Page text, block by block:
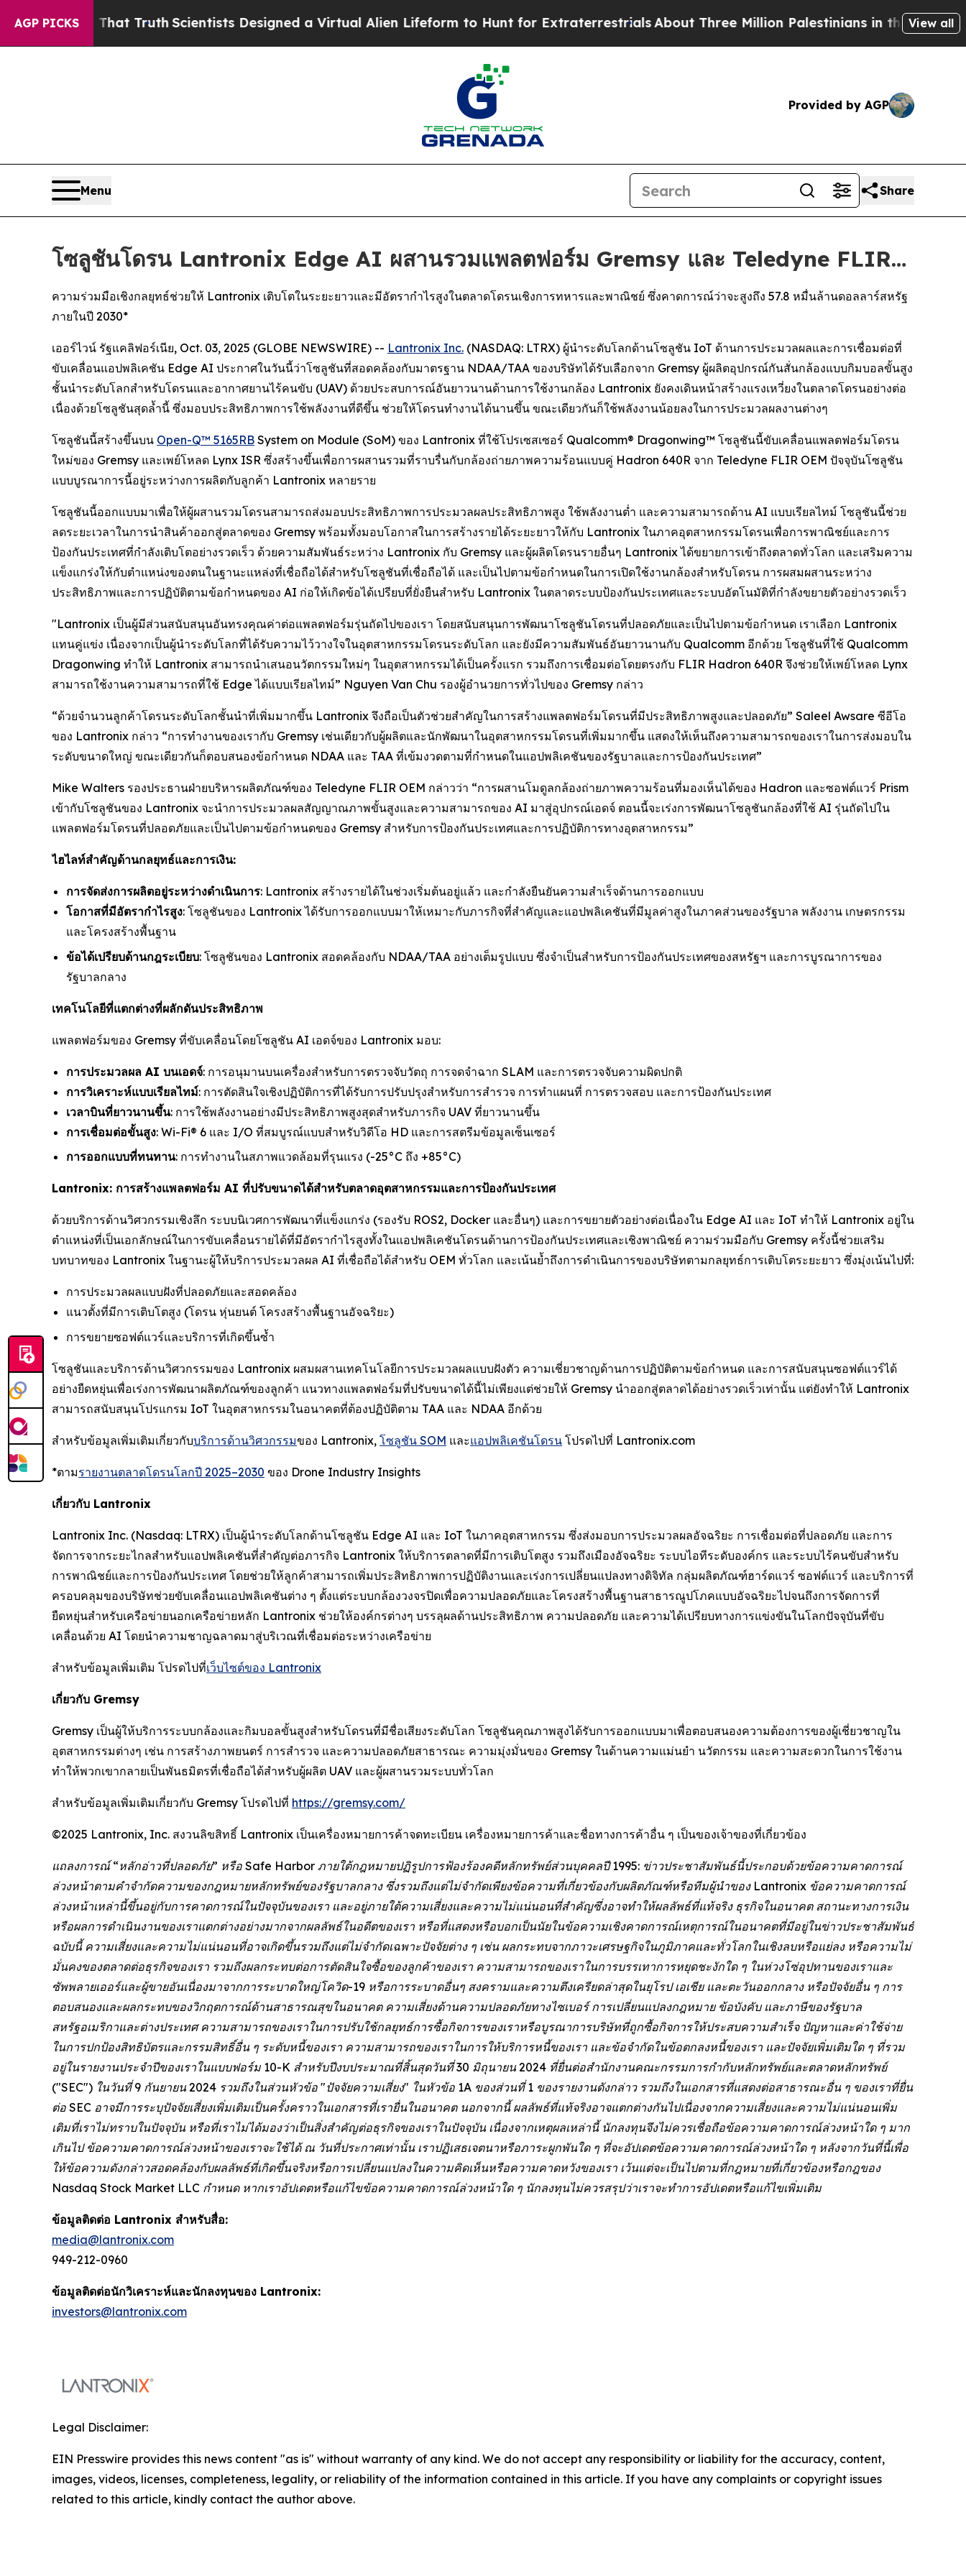
AGP PICKS
That Truth Scientists Designed a Virtual Alien Lifeform to Hunt for Extraterrestrials About Three Million Palestinians in the West Bank Live
View all
Provided by AGP
Menu Share
โซลูชันโดรน Lantronix Edge AI ผสานรวมแพลตฟอร์ม Gremsy และ Teledyne FLIR…
ความร่วมมือเชิงกลยุทธ์ช่วยให้ Lantronix เติบโตในระยะยาวและมีอัตรากำไรสูงในตลาดโดรนเชิงการทหารและพาณิชย์ ซึ่งคาดการณ์ว่าจะสูงถึง 57.8 หมื่นล้านดอลลาร์สหรัฐ
ภายในปี 2030*
เออร์ไวน์ รัฐแคลิฟอร์เนีย, Oct. 03, 2025 (GLOBE NEWSWIRE) -- Lantronix Inc. (NASDAQ: LTRX) ผู้นำระดับโลกด้านโซลูชัน IoT ด้านการประมวลผลและการเชื่อมต่อที่
ขับเคลื่อนแอปพลิเคชัน Edge AI ประกาศในวันนี้ว่าโซลูชันที่สอดคล้องกับมาตรฐาน NDAA/TAA ของบริษัทได้รับเลือกจาก Gremsy ผู้ผลิตอุปกรณ์กันสั่นกล้องแบบกิมบอลขั้นสูง
ชั้นนำระดับโลกสำหรับโดรนและอากาศยานไร้คนขับ (UAV) ด้วยประสบการณ์อันยาวนานด้านการใช้งานกล้อง Lantronix ยังคงเดินหน้าสร้างแรงเหวี่ยงในตลาดโดรนอย่างต่อ
เนื่องด้วยโซลูชันสุดล้ำนี้ ซึ่งมอบประสิทธิภาพการใช้พลังงานที่ดีขึ้น ช่วยให้โดรนทำงานได้นานขึ้น ขณะเดียวกันก็ใช้พลังงานน้อยลงในการประมวลผลงานต่างๆ
โซลูชันนี้สร้างขึ้นบน Open-Q™ 5165RB System on Module (SoM) ของ Lantronix ที่ใช้โปรเซสเซอร์ Qualcomm® Dragonwing™ โซลูชันนี้ขับเคลื่อนแพลตฟอร์มโดรน
ใหม่ของ Gremsy และเพย์โหลด Lynx ISR ซึ่งสร้างขึ้นเพื่อการผสานรวมที่ราบรื่นกับกล้องถ่ายภาพความร้อนแบบคู่ Hadron 640R จาก Teledyne FLIR OEM ปัจจุบันโซลูชัน
แบบบูรณาการนี้อยู่ระหว่างการผลิตกับลูกค้า Lantronix หลายราย
โซลูชันนี้ออกแบบมาเพื่อให้ผู้ผสานรวมโดรนสามารถส่งมอบประสิทธิภาพการประมวลผลประสิทธิภาพสูง ใช้พลังงานต่ำ และความสามารถด้าน AI แบบเรียลไทม์ โซลูชันนี้ช่วย
ลดระยะเวลาในการนำสินค้าออกสู่ตลาดของ Gremsy พร้อมทั้งมอบโอกาสในการสร้างรายได้ระยะยาวให้กับ Lantronix ในภาคอุตสาหกรรมโดรนเพื่อการพาณิชย์และการ
ป้องกันประเทศที่กำลังเติบโตอย่างรวดเร็ว ด้วยความสัมพันธ์ระหว่าง Lantronix กับ Gremsy และผู้ผลิตโดรนรายอื่นๆ Lantronix ได้ขยายการเข้าถึงตลาดทั่วโลก และเสริมความ
แข็งแกร่งให้กับตำแหน่งของตนในฐานะแหล่งที่เชื่อถือได้สำหรับโซลูชันที่เชื่อถือได้ และเป็นไปตามข้อกำหนดในการเปิดใช้งานกล้องสำหรับโดรน การผสมผสานระหว่าง
ประสิทธิภาพและการปฏิบัติตามข้อกำหนดของ AI ก่อให้เกิดข้อได้เปรียบที่ยั่งยืนสำหรับ Lantronix ในตลาดระบบป้องกันประเทศและระบบอัตโนมัติที่กำลังขยายตัวอย่างรวดเร็ว
"Lantronix เป็นผู้มีส่วนสนับสนุนอันทรงคุณค่าต่อแพลตฟอร์มรุ่นถัดไปของเรา โดยสนับสนุนการพัฒนาโซลูชันโดรนที่ปลอดภัยและเป็นไปตามข้อกำหนด เราเลือก Lantronix
แทนคู่แข่ง เนื่องจากเป็นผู้นำระดับโลกที่ได้รับความไว้วางใจในอุตสาหกรรมโดรนระดับโลก และยังมีความสัมพันธ์อันยาวนานกับ Qualcomm อีกด้วย โซลูชันที่ใช้ Qualcomm
Dragonwing ทำให้ Lantronix สามารถนำเสนอนวัตกรรมใหม่ๆ ในอุตสาหกรรมได้เป็นครั้งแรก รวมถึงการเชื่อมต่อโดยตรงกับ FLIR Hadron 640R จึงช่วยให้เพย์โหลด Lynx
สามารถใช้งานความสามารถที่ใช้ Edge ได้แบบเรียลไทม์” Nguyen Van Chu รองผู้อำนวยการทั่วไปของ Gremsy กล่าว
“ด้วยจำนวนลูกค้าโดรนระดับโลกชั้นนำที่เพิ่มมากขึ้น Lantronix จึงถือเป็นตัวช่วยสำคัญในการสร้างแพลตฟอร์มโดรนที่มีประสิทธิภาพสูงและปลอดภัย” Saleel Awsare ซีอีโอ
ของ Lantronix กล่าว “การทำงานของเรากับ Gremsy เช่นเดียวกับผู้ผลิตและนักพัฒนาในอุตสาหกรรมโดรนที่เพิ่มมากขึ้น แสดงให้เห็นถึงความสามารถของเราในการส่งมอบใน
ระดับขนาดใหญ่ ขณะเดียวกันก็ตอบสนองข้อกำหนด NDAA และ TAA ที่เข้มงวดตามที่กำหนดในแอปพลิเคชันของรัฐบาลและการป้องกันประเทศ”
Mike Walters รองประธานฝ่ายบริหารผลิตภัณฑ์ของ Teledyne FLIR OEM กล่าวว่า “การผสานโมดูลกล้องถ่ายภาพความร้อนที่มองเห็นได้ของ Hadron และซอฟต์แวร์ Prism
เข้ากับโซลูชันของ Lantronix จะนำการประมวลผลสัญญาณภาพขั้นสูงและความสามารถของ AI มาสู่อุปกรณ์เอดจ์ ตอนนี้จะเร่งการพัฒนาโซลูชันกล้องที่ใช้ AI รุ่นถัดไปใน
แพลตฟอร์มโดรนที่ปลอดภัยและเป็นไปตามข้อกำหนดของ Gremsy สำหรับการป้องกันประเทศและการปฏิบัติการทางอุตสาหกรรม”
ไฮไลท์สำคัญด้านกลยุทธ์และการเงิน:
การจัดส่งการผลิตอยู่ระหว่างดำเนินการ: Lantronix สร้างรายได้ในช่วงเริ่มต้นอยู่แล้ว และกำลังยืนยันความสำเร็จด้านการออกแบบ
โอกาสที่มีอัตรากำไรสูง: โซลูชันของ Lantronix ได้รับการออกแบบมาให้เหมาะกับภารกิจที่สำคัญและแอปพลิเคชันที่มีมูลค่าสูงในภาคส่วนของรัฐบาล พลังงาน เกษตรกรรม
และโครงสร้างพื้นฐาน
ข้อได้เปรียบด้านกฎระเบียบ: โซลูชันของ Lantronix สอดคล้องกับ NDAA/TAA อย่างเต็มรูปแบบ ซึ่งจำเป็นสำหรับการป้องกันประเทศของสหรัฐฯ และการบูรณาการของ
รัฐบาลกลาง
เทคโนโลยีที่แตกต่างที่ผลักดันประสิทธิภาพ
แพลตฟอร์มของ Gremsy ที่ขับเคลื่อนโดยโซลูชัน AI เอดจ์ของ Lantronix มอบ:
การประมวลผล AI บนเอดจ์: การอนุมานบนเครื่องสำหรับการตรวจจับวัตถุ การจดจำฉาก SLAM และการตรวจจับความผิดปกติ
การวิเคราะห์แบบเรียลไทม์: การตัดสินใจเชิงปฏิบัติการที่ได้รับการปรับปรุงสำหรับการสำรวจ การทำแผนที่ การตรวจสอบ และการป้องกันประเทศ
เวลาบินที่ยาวนานขึ้น: การใช้พลังงานอย่างมีประสิทธิภาพสูงสุดสำหรับภารกิจ UAV ที่ยาวนานขึ้น
การเชื่อมต่อขั้นสูง: Wi-Fi® 6 และ I/O ที่สมบูรณ์แบบสำหรับวิดีโอ HD และการสตรีมข้อมูลเซ็นเซอร์
การออกแบบที่ทนทาน: การทำงานในสภาพแวดล้อมที่รุนแรง (-25°C ถึง +85°C)
Lantronix: การสร้างแพลตฟอร์ม AI ที่ปรับขนาดได้สำหรับตลาดอุตสาหกรรมและการป้องกันประเทศ
ด้วยบริการด้านวิศวกรรมเชิงลึก ระบบนิเวศการพัฒนาที่แข็งแกร่ง (รองรับ ROS2, Docker และอื่นๆ) และการขยายตัวอย่างต่อเนื่องใน Edge AI และ IoT ทำให้ Lantronix อยู่ใน
ตำแหน่งที่เป็นเอกลักษณ์ในการขับเคลื่อนรายได้ที่มีอัตรากำไรสูงทั้งในแอปพลิเคชันโดรนด้านการป้องกันประเทศและเชิงพาณิชย์ ความร่วมมือกับ Gremsy ครั้งนี้ช่วยเสริม
บทบาทของ Lantronix ในฐานะผู้ให้บริการประมวลผล AI ที่เชื่อถือได้สำหรับ OEM ทั่วโลก และเน้นย้ำถึงการดำเนินการของบริษัทตามกลยุทธ์การเติบโตระยะยาว ซึ่งมุ่งเน้นไปที่:
การประมวลผลแบบฝังที่ปลอดภัยและสอดคล้อง
แนวตั้งที่มีการเติบโตสูง (โดรน หุ่นยนต์ โครงสร้างพื้นฐานอัจฉริยะ)
การขยายซอฟต์แวร์และบริการที่เกิดขึ้นซ้ำ
โซลูชันและบริการด้านวิศวกรรมของ Lantronix ผสมผสานเทคโนโลยีการประมวลผลแบบฝังตัว ความเชี่ยวชาญด้านการปฏิบัติตามข้อกำหนด และการสนับสนุนซอฟต์แวร์ได้
อย่างยืดหยุ่นเพื่อเร่งการพัฒนาผลิตภัณฑ์ของลูกค้า แนวทางแพลตฟอร์มที่ปรับขนาดได้นี้ไม่เพียงแต่ช่วยให้ Gremsy นำออกสู่ตลาดได้อย่างรวดเร็วเท่านั้น แต่ยังทำให้ Lantronix
สามารถสนับสนุนโปรแกรม IoT ในอุตสาหกรรมในอนาคตที่ต้องปฏิบัติตาม TAA และ NDAA อีกด้วย
สำหรับข้อมูลเพิ่มเติมเกี่ยวกับบริการด้านวิศวกรรมของ Lantronix, โซลูชัน SOM และแอปพลิเคชันโดรน โปรดไปที่ Lantronix.com
*ตามรายงานตลาดโดรนโลกปี 2025–2030 ของ Drone Industry Insights
เกี่ยวกับ Lantronix
Lantronix Inc. (Nasdaq: LTRX) เป็นผู้นำระดับโลกด้านโซลูชัน Edge AI และ IoT ในภาคอุตสาหกรรม ซึ่งส่งมอบการประมวลผลอัจฉริยะ การเชื่อมต่อที่ปลอดภัย และการ
จัดการจากระยะไกลสำหรับแอปพลิเคชันที่สำคัญต่อภารกิจ Lantronix ให้บริการตลาดที่มีการเติบโตสูง รวมถึงเมืองอัจฉริยะ ระบบไอทีระดับองค์กร และระบบไร้คนขับสำหรับ
การพาณิชย์และการป้องกันประเทศ โดยช่วยให้ลูกค้าสามารถเพิ่มประสิทธิภาพการปฏิบัติงานและเร่งการเปลี่ยนแปลงทางดิจิทัล กลุ่มผลิตภัณฑ์ฮาร์ดแวร์ ซอฟต์แวร์ และบริการที่
ครอบคลุมของบริษัทช่วยขับเคลื่อนแอปพลิเคชันต่าง ๆ ตั้งแต่ระบบกล้องวงจรปิดเพื่อความปลอดภัยและโครงสร้างพื้นฐานสาธารณูปโภคแบบอัจฉริยะไปจนถึงการจัดการที่
ยืดหยุ่นสำหรับเครือข่ายนอกเครือข่ายหลัก Lantronix ช่วยให้องค์กรต่างๆ บรรลุผลด้านประสิทธิภาพ ความปลอดภัย และความได้เปรียบทางการแข่งขันในโลกปัจจุบันที่ขับ
เคลื่อนด้วย AI โดยนำความชาญฉลาดมาสู่บริเวณที่เชื่อมต่อระหว่างเครือข่าย
สำหรับข้อมูลเพิ่มเติม โปรดไปที่เว็บไซต์ของ Lantronix
เกี่ยวกับ Gremsy
Gremsy เป็นผู้ให้บริการระบบกล้องและกิมบอลขั้นสูงสำหรับโดรนที่มีชื่อเสียงระดับโลก โซลูชันคุณภาพสูงได้รับการออกแบบมาเพื่อตอบสนองความต้องการของผู้เชี่ยวชาญใน
อุตสาหกรรมต่างๆ เช่น การสร้างภาพยนตร์ การสำรวจ และความปลอดภัยสาธารณะ ความมุ่งมั่นของ Gremsy ในด้านความแม่นยำ นวัตกรรม และความสะดวกในการใช้งาน
ทำให้พวกเขากลายเป็นพันธมิตรที่เชื่อถือได้สำหรับผู้ผลิต UAV และผู้ผสานรวมระบบทั่วโลก
สำหรับข้อมูลเพิ่มเติมเกี่ยวกับ Gremsy โปรดไปที่ https://gremsy.com/
©2025 Lantronix, Inc. สงวนลิขสิทธิ์ Lantronix เป็นเครื่องหมายการค้าจดทะเบียน เครื่องหมายการค้าและชื่อทางการค้าอื่น ๆ เป็นของเจ้าของที่เกี่ยวข้อง
แถลงการณ์ “หลักอ่าวที่ปลอดภัย” หรือ Safe Harbor ภายใต้กฎหมายปฏิรูปการฟ้องร้องคดีหลักทรัพย์ส่วนบุคคลปี 1995: ข่าวประชาสัมพันธ์นี้ประกอบด้วยข้อความคาดการณ์
ล่วงหน้าตามคำจำกัดความของกฎหมายหลักทรัพย์ของรัฐบาลกลาง ซึ่งรวมถึงแต่ไม่จำกัดเพียงข้อความที่เกี่ยวข้องกับผลิตภัณฑ์หรือทีมผู้นำของ Lantronix ข้อความคาดการณ์
ล่วงหน้าเหล่านี้ขึ้นอยู่กับการคาดการณ์ในปัจจุบันของเรา และอยู่ภายใต้ความเสี่ยงและความไม่แน่นอนที่สำคัญซึ่งอาจทำให้ผลลัพธ์ที่แท้จริง ธุรกิจในอนาคต สถานะทางการเงิน
หรือผลการดำเนินงานของเราแตกต่างอย่างมากจากผลลัพธ์ในอดีตของเรา หรือที่แสดงหรือบอกเป็นนัยในข้อความเชิงคาดการณ์เหตุการณ์ในอนาคตที่มีอยู่ในข่าวประชาสัมพันธ์
ฉบับนี้ ความเสี่ยงและความไม่แน่นอนที่อาจเกิดขึ้นรวมถึงแต่ไม่จำกัดเฉพาะปัจจัยต่าง ๆ เช่น ผลกระทบจากภาวะเศรษฐกิจในภูมิภาคและทั่วโลกในเชิงลบหรือแย่ลง หรือความไม่
มั่นคงของตลาดต่อธุรกิจของเรา รวมถึงผลกระทบต่อการตัดสินใจซื้อของลูกค้าของเรา ความสามารถของเราในการบรรเทาการหยุดชะงักใด ๆ ในห่วงโซ่อุปทานของเราและ
ซัพพลายเออร์และผู้ขายอันเนื่องมาจากการระบาดใหญ่โควิด-19 หรือการระบาดอื่นๆ สงครามและความตึงเครียดล่าสุดในยุโรป เอเชีย และตะวันออกกลาง หรือปัจจัยอื่น ๆ การ
ตอบสนองและผลกระทบของวิกฤตการณ์ด้านสาธารณสุขในอนาคต ความเสี่ยงด้านความปลอดภัยทางไซเบอร์ การเปลี่ยนแปลงกฎหมาย ข้อบังคับ และภาษีของรัฐบาล
สหรัฐอเมริกาและต่างประเทศ ความสามารถของเราในการปรับใช้กลยุทธ์การซื้อกิจการของเราหรือบูรณาการบริษัทที่ถูกซื้อกิจการให้ประสบความสำเร็จ ปัญหาและค่าใช้จ่าย
ในการปกป้องสิทธิบัตรและกรรมสิทธิ์อื่น ๆ ระดับหนี้ของเรา ความสามารถของเราในการให้บริการหนี้ของเรา และข้อจำกัดในข้อตกลงหนี้ของเรา และปัจจัยเพิ่มเติมใด ๆ ที่รวม
อยู่ในรายงานประจำปีของเราในแบบฟอร์ม 10-K สำหรับปีงบประมาณที่สิ้นสุดวันที่ 30 มิถุนายน 2024 ที่ยื่นต่อสำนักงานคณะกรรมการกำกับหลักทรัพย์และตลาดหลักทรัพย์
("SEC") ในวันที่ 9 กันยายน 2024 รวมถึงในส่วนหัวข้อ "ปัจจัยความเสี่ยง" ในหัวข้อ 1A ของส่วนที่ 1 ของรายงานดังกล่าว รวมถึงในเอกสารที่แสดงต่อสาธารณะอื่น ๆ ของเราที่ยื่น
ต่อ SEC อาจมีการระบุปัจจัยเสี่ยงเพิ่มเติมเป็นครั้งคราวในเอกสารที่เรายื่นในอนาคต นอกจากนี้ ผลลัพธ์ที่แท้จริงอาจแตกต่างกันไปเนื่องจากความเสี่ยงและความไม่แน่นอนเพิ่ม
เติมที่เราไม่ทราบในปัจจุบัน หรือที่เราไม่ได้มองว่าเป็นสิ่งสำคัญต่อธุรกิจของเราในปัจจุบัน เนื่องจากเหตุผลเหล่านี้ นักลงทุนจึงไม่ควรเชื่อถือข้อความคาดการณ์ล่วงหน้าใด ๆ มาก
เกินไป ข้อความคาดการณ์ล่วงหน้าของเราจะใช้ได้ ณ วันที่ประกาศเท่านั้น เราปฏิเสธเจตนาหรือภาระผูกพันใด ๆ ที่จะอัปเดตข้อความคาดการณ์ล่วงหน้าใด ๆ หลังจากวันที่นี้เพื่อ
ให้ข้อความดังกล่าวสอดคล้องกับผลลัพธ์ที่เกิดขึ้นจริงหรือการเปลี่ยนแปลงในความคิดเห็นหรือความคาดหวังของเรา เว้นแต่จะเป็นไปตามที่กฎหมายที่เกี่ยวข้องหรือกฎของ
Nasdaq Stock Market LLC กำหนด หากเราอัปเดตหรือแก้ไขข้อความคาดการณ์ล่วงหน้าใด ๆ นักลงทุนไม่ควรสรุปว่าเราจะทำการอัปเดตหรือแก้ไขเพิ่มเติม
ข้อมูลติดต่อ Lantronix สำหรับสื่อ:
media@lantronix.com
949-212-0960
ข้อมูลติดต่อนักวิเคราะห์และนักลงทุนของ Lantronix:
investors@lantronix.com
Legal Disclaimer:
EIN Presswire provides this news content "as is" without warranty of any kind. We do not accept any responsibility or liability for the accuracy, content,
images, videos, licenses, completeness, legality, or reliability of the information contained in this article. If you have any complaints or copyright issues
related to this article, kindly contact the author above.